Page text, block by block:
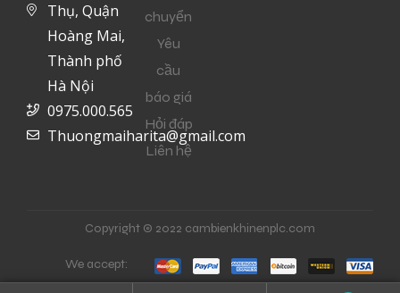
Thụ, Quận
Hoàng Mai,
Thành phố
Hà Nội
0975.000.565
Thuongmaiharita@gmail.com
chuyển
Yêu
cầu
báo giá
Hỏi đáp
Liên hệ
Copyright © 2022 cambienkhinenplc.com
We accept: